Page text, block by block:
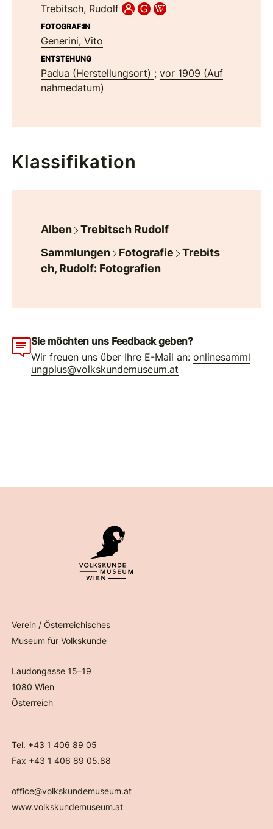
Trebitsch, Rudolf
FOTOGRAF:IN
Generini, Vito
ENTSTEHUNG
Padua (Herstellungsort) ;vor 1909 (Auf
nahmedatum)
Klassifikation
Alben
Trebitsch Rudolf
Sammlungen
Fotografie
Trebits
ch, Rudolf: Fotografien
Sie möchten uns Feedback geben?
Wir freuen uns über Ihre E-Mail an:onlinesamml
ungplus@volkskundemuseum.at
Verein / Österreichisches
Museum für Volkskunde
Laudongasse 15–19
1080 Wien
Österreich
Tel. +43 1 406 89 05
Fax +43 1 406 89 05.88
office@volkskundemuseum.at
www.volkskundemuseum.at